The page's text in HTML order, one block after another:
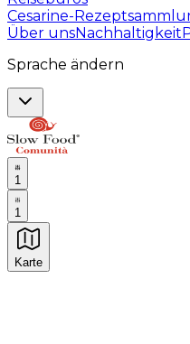
Cesarine-
Über unsNachhaltigkeit
Sprache ändern
1
1
Karte
Unvergessliche